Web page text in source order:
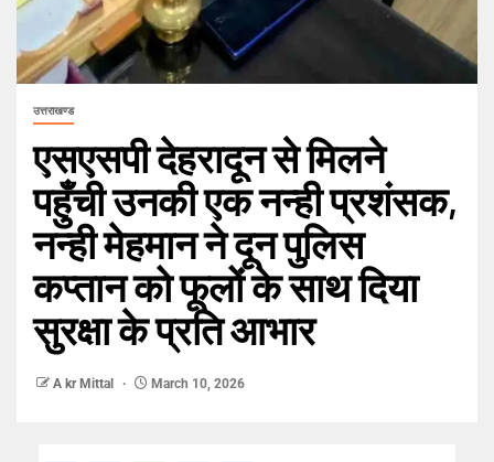
उत्तराखण्ड
एसएसपी देहरादून से मिलने
पहुँची उनकी एक नन्ही प्रशंसक,
नन्ही मेहमान ने दून पुलिस
कप्तान को फूलों के साथ दिया
सुरक्षा के प्रति आभार
A kr Mittal March 10, 2026